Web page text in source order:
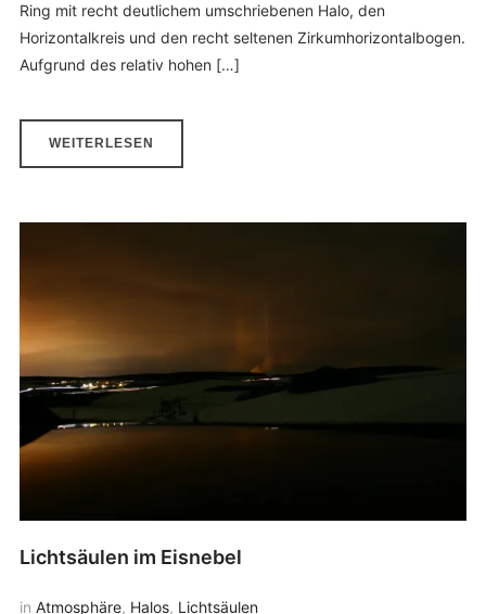
Ring mit recht deutlichem umschriebenen Halo, den
Horizontalkreis und den recht seltenen Zirkumhorizontalbogen.
Aufgrund des relativ hohen […]
WEITERLESEN
Lichtsäulen im Eisnebel
in Atmosphäre, Halos, Lichtsäulen